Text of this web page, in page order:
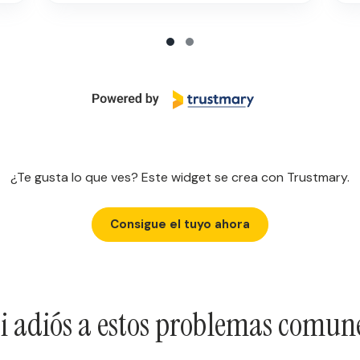
¿Te gusta lo que ves? Este widget se crea con Trustmary.
Consigue el tuyo ahora
adiós a estos problemas